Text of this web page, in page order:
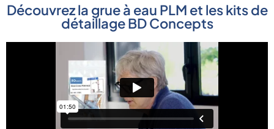
Découvrez la grue à eau PLM et les kits de
détaillage BD Concepts